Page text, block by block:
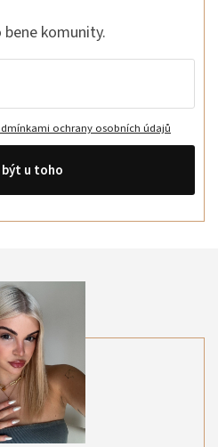
komunity.
ochrany osobních údajů
být u toho